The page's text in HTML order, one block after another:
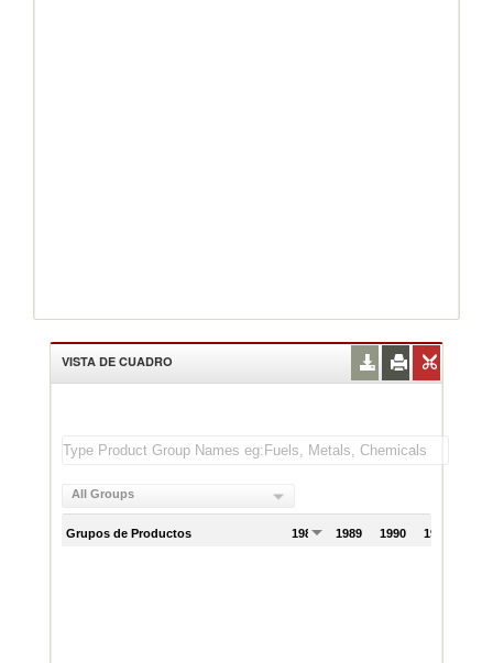
VISTA DE CUADRO
All Groups
Grupos de Productos 1988 1989 1990 1991